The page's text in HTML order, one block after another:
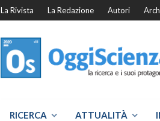
La Rivista La Redazione Autori
RICERCA ATTUALITÀ